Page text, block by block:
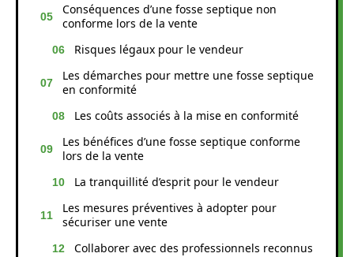
Conséquences d’une fosse septique non
conforme lors de la vente
Risques légaux pour le vendeur
Les démarches pour mettre une fosse septique
en conformité
Les coûts associés à la mise en conformité
Les bénéfices d’une fosse septique conforme
lors de la vente
La tranquillité d’esprit pour le vendeur
Les mesures préventives à adopter pour
sécuriser une vente
Collaborer avec des professionnels reconnus